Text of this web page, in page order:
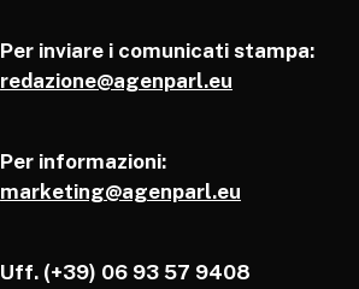
Per inviare i comunicati stampa:
redazione@agenparl.eu
Per informazioni:
marketing@agenparl.eu
Uff. (+39) 06 93 57 9408